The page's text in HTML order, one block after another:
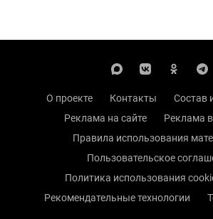
О проекте Контакты
Состав
Реклама на сайте
Реклама
Правила использования
Пользовательское
Политика использования
Рекомендательные технологии